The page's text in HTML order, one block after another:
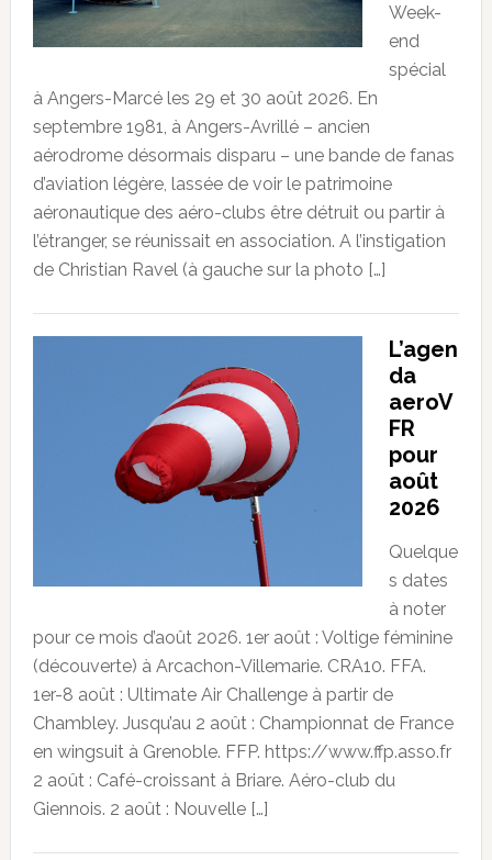
Week-
end
spécial
à Angers-Marcé les 29 et 30 août 2026. En
septembre 1981, à Angers-Avrillé – ancien
aérodrome désormais disparu – une bande de fanas
d’aviation légère, lassée de voir le patrimoine
aéronautique des aéro-clubs être détruit ou partir à
l’étranger, se réunissait en association. A l’instigation
de Christian Ravel (à gauche sur la photo […]
L’agen
da
aeroV
FR
pour
août
2026
Quelque
s dates
à noter
pour ce mois d’août 2026. 1er août : Voltige féminine
(découverte) à Arcachon-Villemarie. CRA10. FFA.
1er-8 août : Ultimate Air Challenge à partir de
Chambley. Jusqu’au 2 août : Championnat de France
en wingsuit à Grenoble. FFP. https://www.ffp.asso.fr
2 août : Café-croissant à Briare. Aéro-club du
Giennois. 2 août : Nouvelle […]